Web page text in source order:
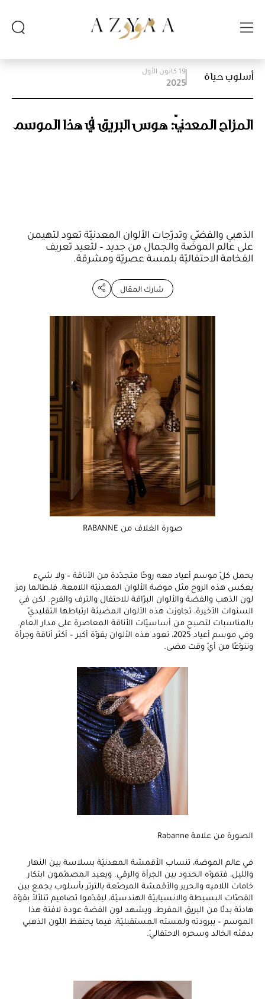
أسلوب حياة 19 كانون الأول
2025
المزاج المعدنيّ: هوس البريق في هذا الموسم
الذهبي والفضّي وتدرّجات الألوان المعدنيّة تعود لتهيمن
على عالم الموضة والجمال من جديد – لتعيد تعريف
الفخامة الاحتفاليّة بلمسة عصريّة ومشرقة.
شارك المقال
صورة الغلاف من RABANNE
يحمل كلّ موسم أعياد معه روحًا متجدّدة من الأناقة – ولا شيء
يعكس هذه الروح مثل موضة الألوان المعدنيّة اللامعة. فلطالما رمز
لون الذهب والفضة والألوان البرّاقة للاحتفال والترف والفرح. لكن في
السنوات الأخيرة، تجاوزت هذه الألوان المضيئة ارتباطها التقليديّ
بالمناسبات لتصبح من أساسيّات الأناقة المعاصرة على مدار العام.
وفي موسم أعياد 2025، تعود هذه الألوان بقوّة أكبر – أكثر أناقة وجرأة
وتنوّعًا من أيّ وقت مضى.
الصورة من علامة Rabanne
في عالم الموضة، تنساب الأقمشة المعدنيّة بسلاسة بين النهار
والليل، فتموّه الحدود بين الجرأة والرقي. ويعيد المصمّمون ابتكار
خامات اللاميه والحرير والأقمشة المرصّعة بالترتر بأسلوب يجمع بين
القصّات البسيطة والانسيابيّة الهندسيّة، ليقدّموا تصاميم تتلألأ بقوّة
هادئة بدلًا من البريق المفرط. ويشهد لون الفضة عودة لافتة هذا
الموسم – ببرودته ولمسته المستقبليّة، فيما يحتفظ اللّون الذهبي
بدفئه الخالد وسحره الاحتفاليّ.